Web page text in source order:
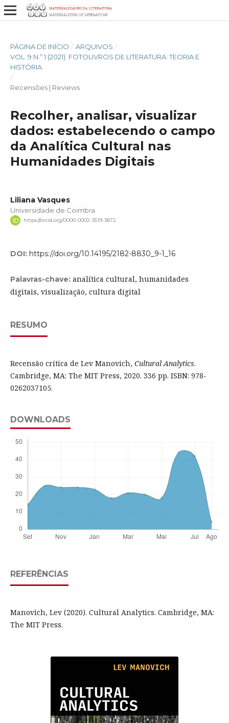
PÁGINA DE INÍCIO / ARQUIVOS /
VOL. 9 N.º 1 (2021): FOTOLIVROS DE LITERATURA: TEORIA E
HISTÓRIA
/
Recensões | Reviews
Recolher, analisar, visualizar
dados: estabelecendo o campo
da Analítica Cultural nas
Humanidades Digitais
Liliana Vasques
Universidade de Coimbra
https://orcid.org/0000-0002-3519-3872
DOI: https://doi.org/10.14195/2182-8830_9-1_16
Palavras-chave: analítica cultural, humanidades
digitais, visualização, cultura digital
RESUMO
Recensão crítica de Lev Manovich, Cultural Analytics.
Cambridge, MA: The MIT Press, 2020. 336 pp. ISBN: 978-
0262037105.
DOWNLOADS
REFERÊNCIAS
Manovich, Lev (2020). Cultural Analytics. Cambridge, MA:
The MIT Press.